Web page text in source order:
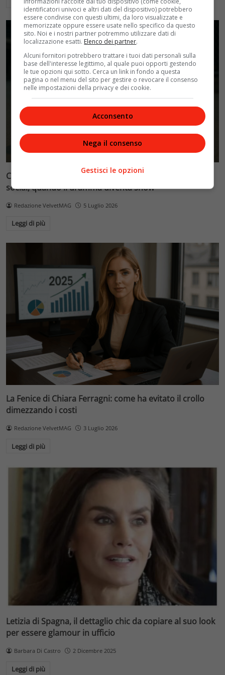
Cronaca e società: il disagio giovanile amplificato dai
social, quando il dramma diventa show
Redazione VelvetMAG 5 Luglio 2026
Leggi di più
La Fenice di Chiara Ferragni: come ha evitato il crollo
dimezzando i costi
Redazione VelvetMAG 3 Luglio 2026
Leggi di più
Letizia di Spagna, il dettaglio chic da copiare al suo look
per essere glamour in ufficio
Barbara Di Castro 2 Dicembre 2025
Leggi di più
identificatori univoci e altri dati del dispositivo) potrebbero
essere condivise con questi ultimi, da loro visualizzate e
memorizzate oppure essere usate nello specifico da questo
sito. Noi e i nostri partner potremmo utilizzare dati di
localizzazione esatti. Elenco dei partner.
Alcuni fornitori potrebbero trattare i tuoi dati personali sulla
base dell'interesse legittimo, al quale puoi opporti gestendo
le tue opzioni qui sotto. Cerca un link in fondo a questa
pagina o nel menu del sito per gestire o revocare il consenso
nelle impostazioni della privacy e dei cookie.
Acconsento
Nega il consenso
Gestisci le opzioni